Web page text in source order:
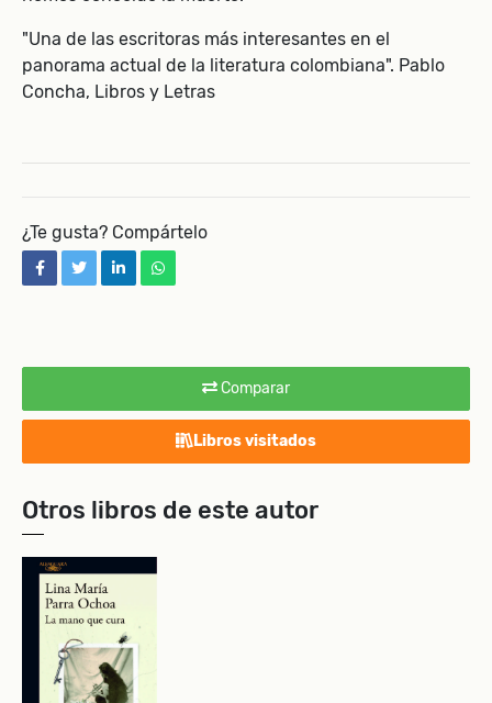
Comparar
Libros visitados
Otros libros de este autor
"Una de las escritoras más interesantes en el
panorama actual de la literatura colombiana". Pablo
Concha, Libros y Letras
¿Te gusta? Compártelo
facebooktwitterlinkedinwhatsapp